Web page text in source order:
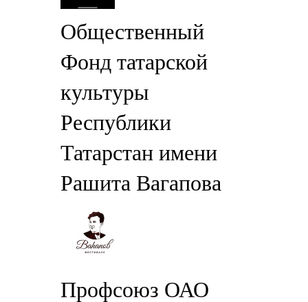
Общественный
Фонд татарской
культуры
Республики
Татарстан имени
Рашита Вагапова
Профсоюз ОАО